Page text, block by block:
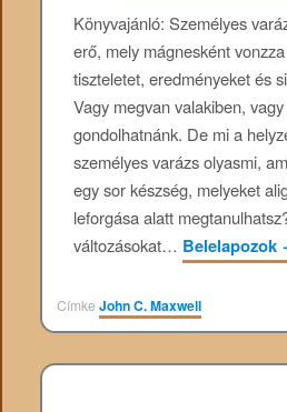
Könyvajánló: Személyes
erő, mely mágnesként
tiszteletet, eredményeket és
Vagy megvan valakiben,
gondolhatnánk. De mi a
személyes varázs olyasmi,
egy sor készség, melyeket
leforgása alatt
változásokat… Belelapozok
CímkeJohn C. Maxwell